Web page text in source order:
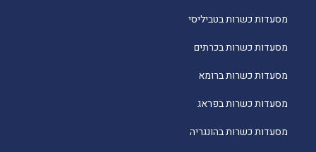
מסעדות כשרות בטביליסי
מסעדות כשרות בכרתים
מסעדות כשרות ברומא
מסעדות כשרות בפראג
מסעדות כשרות בהונגריה